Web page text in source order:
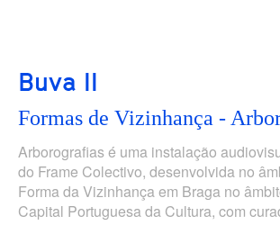
Buva II
Formas de Vizinhança -
Arborografias é uma instalação
do Frame Colectivo, desenvolvida no
Forma da Vizinhança em Braga no
Capital Portuguesa da Cultura, com